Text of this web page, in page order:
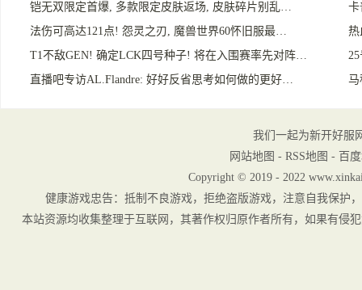
铠无双限定首爆, 多款限定皮肤返场, 皮肤碎片别乱…
卡
法伤可高达121点! 怨灵之刃, 魔兽世界60怀旧服最…
热
T1不敌GEN! 确定LCK四号种子! 将在入围赛率先对阵…
直播吧专访AL.Flandre: 好好反省思考如何做的更好…
马
我们一起为新开好服
网站地图 - RSS地图 - 百
Copyright © 2019 - 2022
健康游戏忠告：抵制不良游戏，拒绝盗版游戏，注意自我保护
本站资源均收集整理于互联网，其著作权归原作者所有，如果有侵